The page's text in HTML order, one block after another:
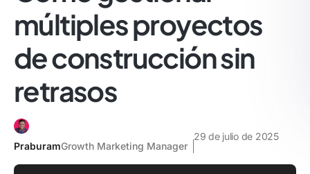
múltiples proyectos
de construcción sin
retrasos
PraburamGrowth Marketing Manager
29 de julio de 2025